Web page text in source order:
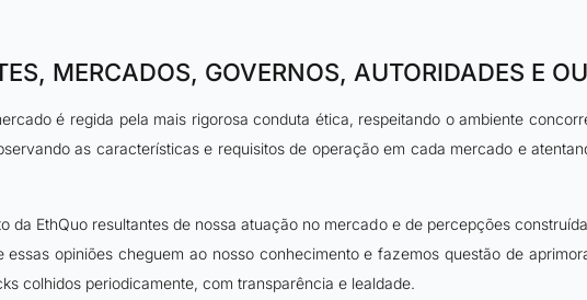
MERCADOS, GOVERNOS, AUTORIDADES E
é regida pela mais rigorosa conduta ética, respeitando o ambiente
as características e requisitos de operação em cada mercado e
da EthQuo resultantes de nossa atuação no mercado e de percepções
essas opiniões cheguem ao nosso conhecimento e fazemos questão de
colhidos periodicamente, com transparência e lealdade.